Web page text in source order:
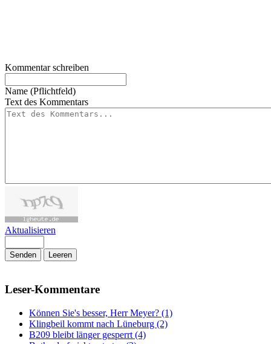
Kommentar schreiben
Name (Pflichtfeld)
Text des Kommentars
Aktualisieren
Senden Leeren
Leser-Kommentare
Können Sie's besser, Herr Meyer? (1)
Klingbeil kommt nach Lüneburg (2)
B209 bleibt länger gesperrt (4)